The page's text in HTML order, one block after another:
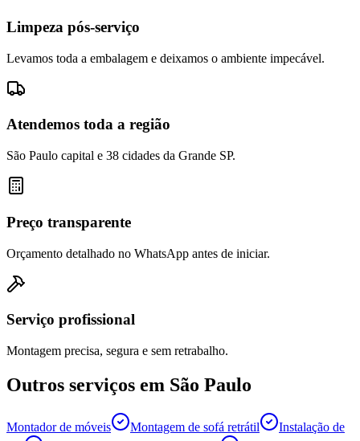
Limpeza pós-serviço
Levamos toda a embalagem e deixamos o ambiente impecável.
Atendemos toda a região
São Paulo capital e 38 cidades da Grande SP.
Preço transparente
Orçamento detalhado no WhatsApp antes de iniciar.
Serviço profissional
Montagem precisa, segura e sem retrabalho.
Outros serviços em São Paulo
Montador de móveis Montagem de sofá retrátil
Instalação de